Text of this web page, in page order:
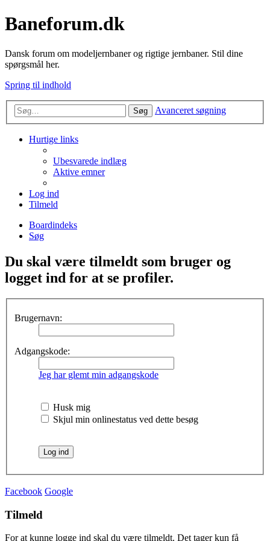
Baneforum.dk
Dansk forum om modeljernbaner og rigtige jernbaner. Stil dine
spørgsmål her.
Spring til indhold
Søg Avanceret søgning
Hurtige links
Ubesvarede indlæg
Aktive emner
Log ind
Tilmeld
Boardindeks
Søg
Du skal være tilmeldt som bruger og
logget ind for at se profiler.
Brugernavn:
Adgangskode:
Jeg har glemt min adgangskode
Husk mig
Skjul min onlinestatus ved dette besøg
Facebook Google
Tilmeld
For at kunne logge ind skal du være tilmeldt. Det tager kun få